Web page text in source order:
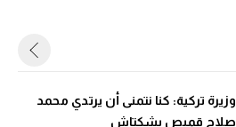
وزيرة تركية: كنا نتمنى أن يرتدي محمد
صلاح قميص بشكتاش